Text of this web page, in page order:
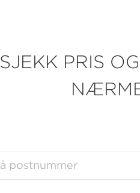
SJEKK PRIS